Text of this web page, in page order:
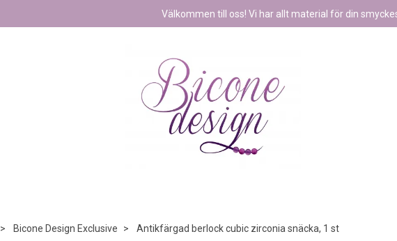
Välkommen till oss! Vi har allt material för din
Bicone Design Exclusive Antikfärgad berlock cubic zirconia snäcka, 1 st